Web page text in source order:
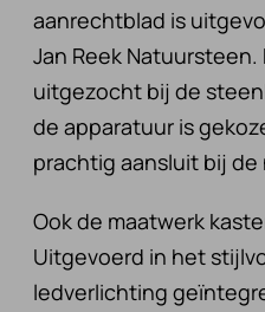
aanrechtblad is
Jan Reek
uitgezocht bij de
de apparatuur is
prachtig aansluit bij
Ook de maatwerk
Uitgevoerd in het
ledverlichting